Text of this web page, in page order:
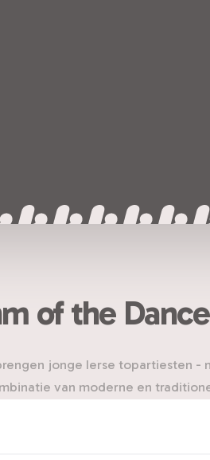
of the Dance
brengen jonge Ierse topartiesten
van moderne en
erkend als één van